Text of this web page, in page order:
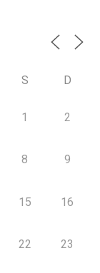
S D
1 2
8 9
15 16
22 23